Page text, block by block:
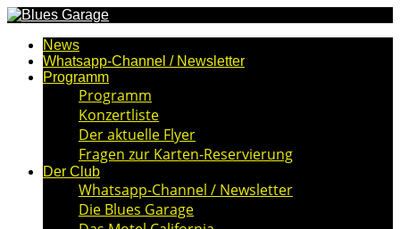
News
Whatsapp-Channel / Newsletter
Programm
Programm
Konzertliste
Der aktuelle Flyer
Fragen zur Karten-Reservierung
Der Club
Whatsapp-Channel / Newsletter
Die Blues Garage